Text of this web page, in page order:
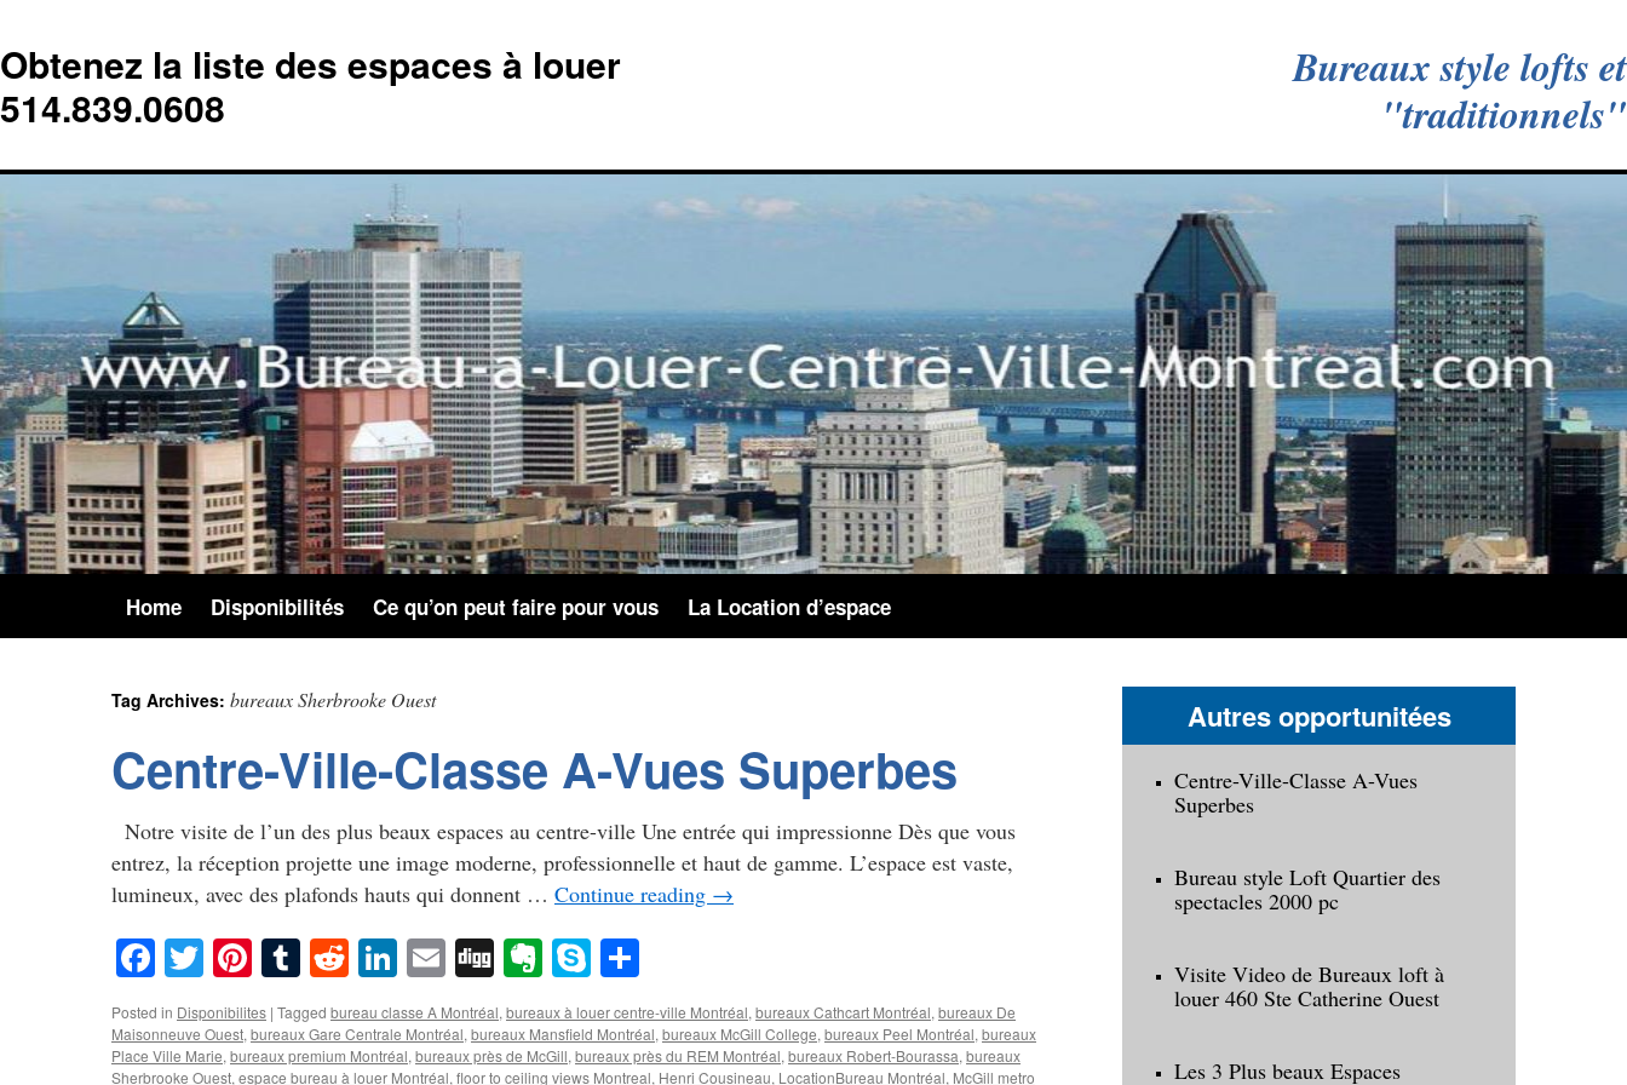
Obtenez la liste des espaces à louer
514.839.0608
Bureaux style lofts et
"traditionnels"
Home Disponibilités Ce qu’on peut faire pour vous La Location d’espace
Tag Archives: bureaux Sherbrooke Ouest
Centre-Ville-Classe A-Vues Superbes
Notre visite de l’un des plus beaux espaces au centre-ville Une entrée qui impressionne Dès que vous
entrez, la réception projette une image moderne, professionnelle et haut de gamme. L’espace est vaste,
lumineux, avec des plafonds hauts qui donnent … Continue reading →
Facebook
TwitterPinterest
Tumblr
RedditLinkedIn
EmailDiggEvernote
Skype
Posted in Disponibilites | Tagged bureau classe A Montréal,bureaux à louer centre‑ville Montréal,bureaux Cathcart Montréal,bureaux De
Maisonneuve Ouest,bureaux Gare Centrale Montréal,bureaux Mansfield Montréal,bureaux McGill College,bureaux Peel Montréal,bureaux
Place Ville Marie,bureaux premium Montréal,bureaux près de McGill,bureaux près du REM Montréal,bureaux Robert‑Bourassa,bureaux
Sherbrooke Ouest,espace bureau à louer Montréal,floor to ceiling views Montreal, Henri Cousineau, LocationBureau Montréal, McGill metro
Autres opportunitées
Centre-Ville-Classe A-Vues
Superbes
Bureau style Loft Quartier des
spectacles 2000 pc
Visite Video de Bureaux loft à
louer 460 Ste Catherine Ouest
Les 3 Plus beaux Espaces